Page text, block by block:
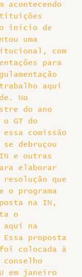
acontecendo
início de
uma
com
para
aqui
No
do ano
o GT do
essa comissão
debruçou
e outras
elaborar
resolução que
o programa
na IN,
o
na
proposta
colocada à
conselho
em janeiro